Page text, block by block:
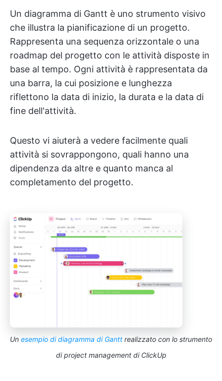
Un diagramma di Gantt è uno strumento visivo
che illustra la pianificazione di un progetto.
Rappresenta una sequenza orizzontale o una
roadmap del progetto con le attività disposte in
base al tempo. Ogni attività è rappresentata da
una barra, la cui posizione e lunghezza
riflettono la data di inizio, la durata e la data di
fine dell'attività.
Questo vi aiuterà a vedere facilmente quali
attività si sovrappongono, quali hanno una
dipendenza da altre e quanto manca al
completamento del progetto.
Un esempio di diagramma di Gantt realizzato con lo strumento
di project management di ClickUp